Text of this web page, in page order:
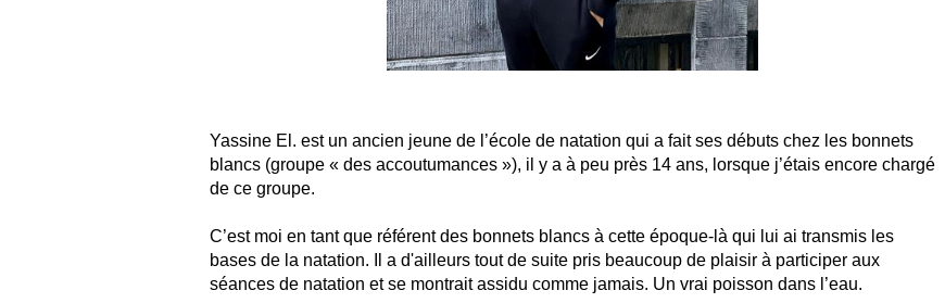
Yassine El. est un ancien jeune de l’école de natation qui a fait ses débuts chez les bonnets
blancs (groupe « des accoutumances »), il y a à peu près 14 ans, lorsque j’étais encore chargé
de ce groupe.
C’est moi en tant que référent des bonnets blancs à cette époque-là qui lui ai transmis les
bases de la natation. Il a d'ailleurs tout de suite pris beaucoup de plaisir à participer aux
séances de natation et se montrait assidu comme jamais. Un vrai poisson dans l’eau.